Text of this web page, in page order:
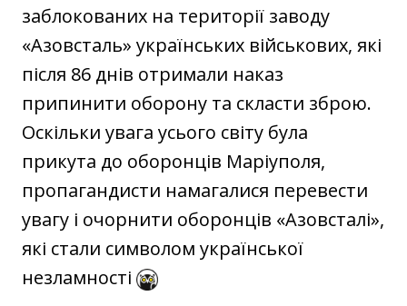
заблокованих на території заводу
«Азовсталь» українських військових, які
після 86 днів отримали наказ
припинити оборону та скласти зброю.
Оскільки увага усього світу була
прикута до оборонців Маріуполя,
пропагандисти намагалися перевести
увагу і очорнити оборонців «Азовсталі»,
які стали символом української
незламності